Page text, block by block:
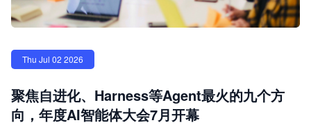
Thu Jul 02 2026
聚焦自进化、Harness等Agent最火的九个方
向，年度AI智能体大会7月开幕